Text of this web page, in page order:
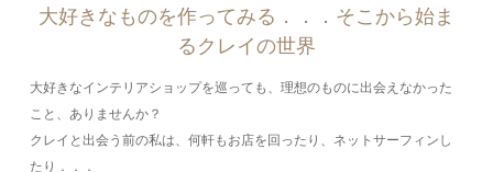
大好きなものを作ってみる．．．そこから始ま
るクレイの世界
大好きなインテリアショップを巡っても、理想のものに出会えなかった
こと、ありませんか？
クレイと出会う前の私は、何軒もお店を回ったり、ネットサーフィンし
たり．．．